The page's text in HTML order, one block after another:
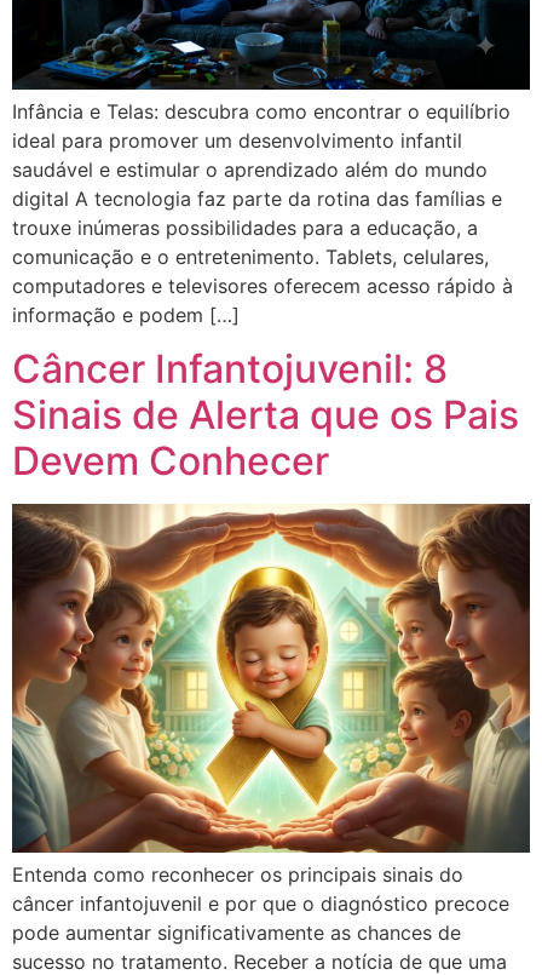
Infância e Telas: descubra como encontrar o equilíbrio
ideal para promover um desenvolvimento infantil
saudável e estimular o aprendizado além do mundo
digital A tecnologia faz parte da rotina das famílias e
trouxe inúmeras possibilidades para a educação, a
comunicação e o entretenimento. Tablets, celulares,
computadores e televisores oferecem acesso rápido à
informação e podem […]
Câncer Infantojuvenil: 8
Sinais de Alerta que os Pais
Devem Conhecer
Entenda como reconhecer os principais sinais do
câncer infantojuvenil e por que o diagnóstico precoce
pode aumentar significativamente as chances de
sucesso no tratamento. Receber a notícia de que uma